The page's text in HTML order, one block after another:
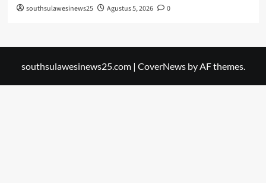
southsulawesinews25 Agustus 5, 2026 0
southsulawesinews25.com | CoverNewsby AF themes.